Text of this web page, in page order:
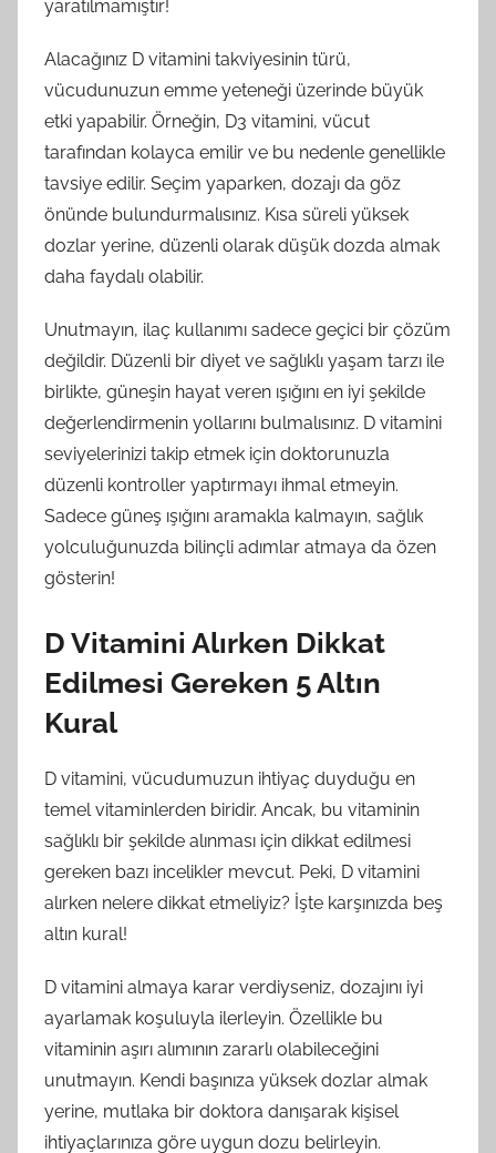
yaratılmamıştır!
Alacağınız D vitamini takviyesinin türü,
vücudunuzun emme yeteneği üzerinde büyük
etki yapabilir. Örneğin, D3 vitamini, vücut
tarafından kolayca emilir ve bu nedenle genellikle
tavsiye edilir. Seçim yaparken, dozajı da göz
önünde bulundurmalısınız. Kısa süreli yüksek
dozlar yerine, düzenli olarak düşük dozda almak
daha faydalı olabilir.
Unutmayın, ilaç kullanımı sadece geçici bir çözüm
değildir. Düzenli bir diyet ve sağlıklı yaşam tarzı ile
birlikte, güneşin hayat veren ışığını en iyi şekilde
değerlendirmenin yollarını bulmalısınız. D vitamini
seviyelerinizi takip etmek için doktorunuzla
düzenli kontroller yaptırmayı ihmal etmeyin.
Sadece güneş ışığını aramakla kalmayın, sağlık
yolculuğunuzda bilinçli adımlar atmaya da özen
gösterin!
D Vitamini Alırken Dikkat
Edilmesi Gereken 5 Altın
Kural
D vitamini, vücudumuzun ihtiyaç duyduğu en
temel vitaminlerden biridir. Ancak, bu vitaminin
sağlıklı bir şekilde alınması için dikkat edilmesi
gereken bazı incelikler mevcut. Peki, D vitamini
alırken nelere dikkat etmeliyiz? İşte karşınızda beş
altın kural!
D vitamini almaya karar verdiyseniz, dozajını iyi
ayarlamak koşuluyla ilerleyin. Özellikle bu
vitaminin aşırı alımının zararlı olabileceğini
unutmayın. Kendi başınıza yüksek dozlar almak
yerine, mutlaka bir doktora danışarak kişisel
ihtiyaçlarınıza göre uygun dozu belirleyin.